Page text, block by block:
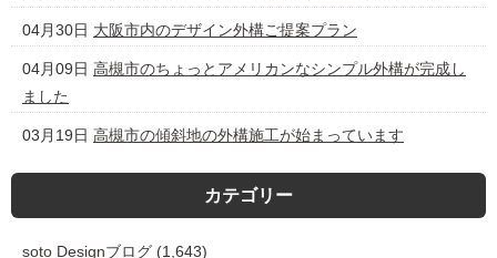
04月30日 大阪市内のデザイン外構ご提案プラン
04月09日 高槻市のちょっとアメリカンなシンプル外構が完成し
ました
03月19日 高槻市の傾斜地の外構施工が始まっています
カテゴリー
soto Designブログ (1,643)